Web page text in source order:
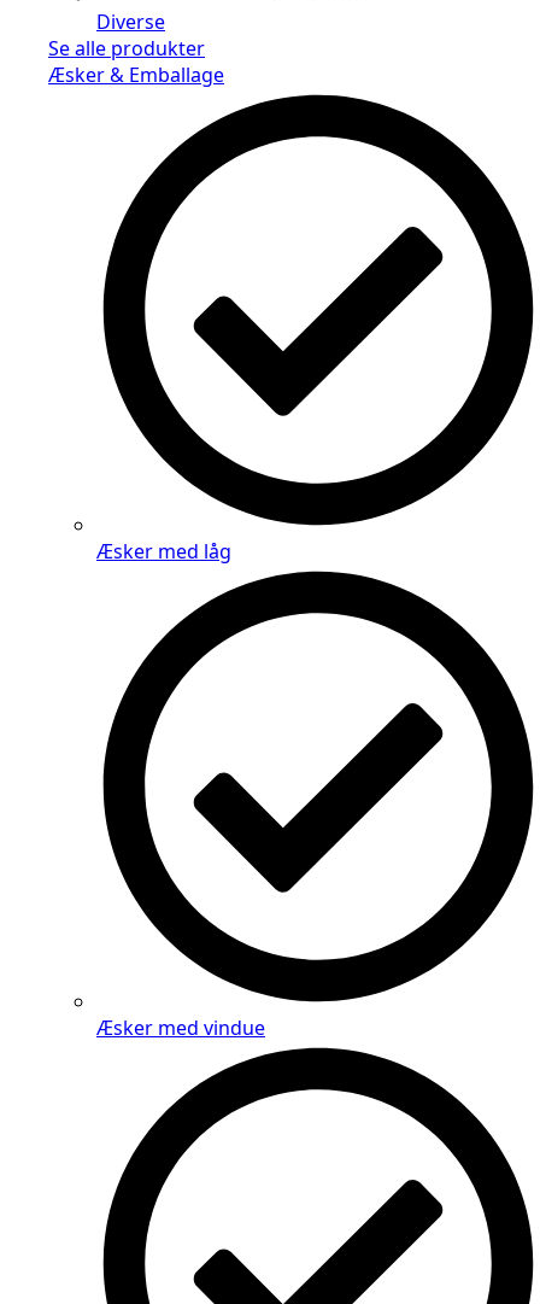
Diverse
Se alle produkter
Æsker & Emballage
Æsker med låg
Æsker med vindue